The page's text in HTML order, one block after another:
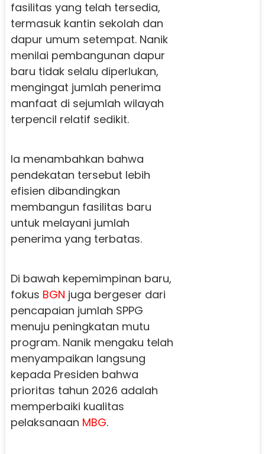
fasilitas yang telah tersedia,
termasuk kantin sekolah dan
dapur umum setempat. Nanik
menilai pembangunan dapur
baru tidak selalu diperlukan,
mengingat jumlah penerima
manfaat di sejumlah wilayah
terpencil relatif sedikit.
Ia menambahkan bahwa
pendekatan tersebut lebih
efisien dibandingkan
membangun fasilitas baru
untuk melayani jumlah
penerima yang terbatas.
Di bawah kepemimpinan baru,
fokus BGN juga bergeser dari
pencapaian jumlah SPPG
menuju peningkatan mutu
program. Nanik mengaku telah
menyampaikan langsung
kepada Presiden bahwa
prioritas tahun 2026 adalah
memperbaiki kualitas
pelaksanaan MBG.